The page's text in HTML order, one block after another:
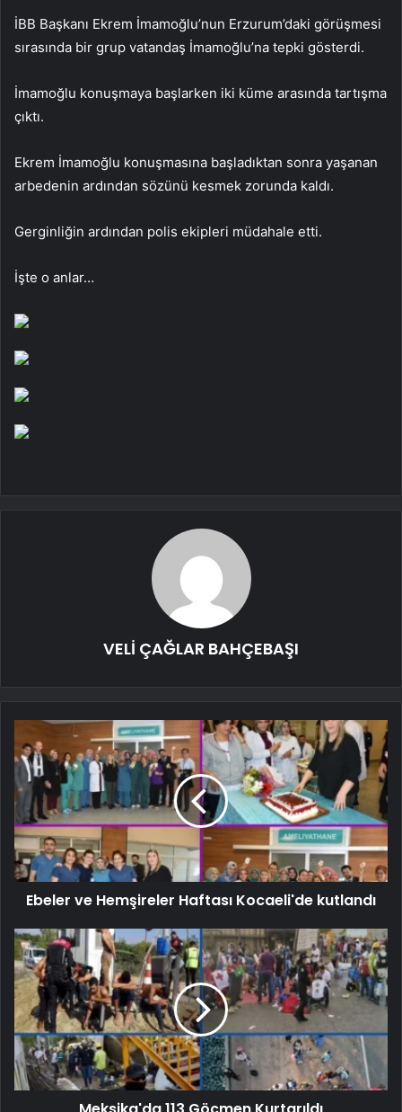
İBB Başkanı Ekrem İmamoğlu’nun Erzurum’daki görüşmesi
sırasında bir grup vatandaş İmamoğlu’na tepki gösterdi.
İmamoğlu konuşmaya başlarken iki küme arasında tartışma
çıktı.
Ekrem İmamoğlu konuşmasına başladıktan sonra yaşanan
arbedenin ardından sözünü kesmek zorunda kaldı.
Gerginliğin ardından polis ekipleri müdahale etti.
İşte o anlar…
VELİ ÇAĞLAR BAHÇEBAŞI
Ebeler ve Hemşireler Haftası Kocaeli'de kutlandı